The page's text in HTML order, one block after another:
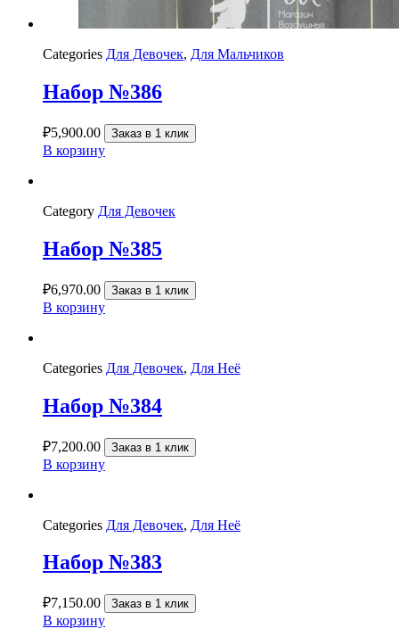
Categories Для Девочек, Для Мальчиков
Набор №386
₽5,900.00 Заказ в 1 клик
В корзину
Category Для Девочек
Набор №385
₽6,970.00 Заказ в 1 клик
В корзину
Categories Для Девочек, Для Неё
Набор №384
₽7,200.00 Заказ в 1 клик
В корзину
Categories Для Девочек, Для Неё
Набор №383
₽7,150.00 Заказ в 1 клик
В корзину